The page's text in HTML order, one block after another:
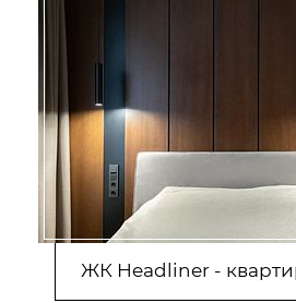
ЖК Headliner -